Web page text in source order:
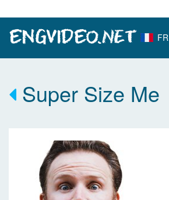
FR
Super Size Me